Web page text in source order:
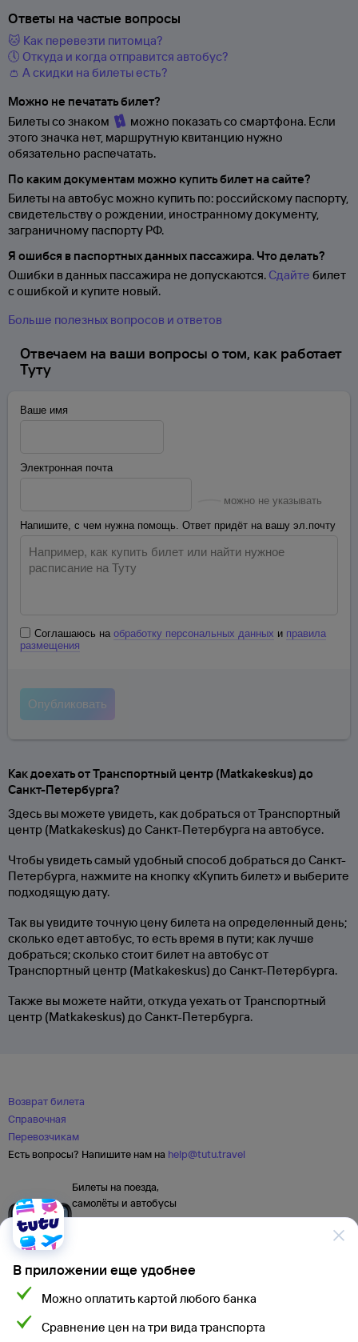
Ответы на частые вопросы
🐱 Как перевезти питомца?
🕔 Откуда и когда отправится автобус?
👛 А скидки на билеты есть?
Можно не печатать билет?
Билеты со знаком
можно показать со смартфона. Если
этого значка нет, маршрутную квитанцию нужно
обязательно распечатать.
По каким документам можно купить билет на сайте?
Билеты на автобус можно купить по: российскому паспорту,
свидетельству о рождении, иностранному документу,
заграничному паспорту РФ.
Я ошибся в паспортных данных пассажира. Что делать?
Ошибки в данных пассажира не допускаются. Сдайте билет
с ошибкой и купите новый.
Больше полезных вопросов и ответов
Отвечаем на ваши вопросы о том, как работает
Туту
Ваше имя
Электронная почта
можно не указывать
Напишите, с чем нужна помощь. Ответ придёт на вашу эл.почту
Соглашаюсь на обработку персональных данных и правила
размещения
Как доехать от Транспортный центр (Matkakeskus) до
Санкт-Петербурга?
Здесь вы можете увидеть, как добраться от Транспортный
центр (Matkakeskus) до Санкт-Петербурга на автобусе.
Чтобы увидеть самый удобный способ добраться до Санкт-
Петербурга, нажмите на кнопку «Купить билет» и выберите
подходящую дату.
Так вы увидите точную цену билета на определенный день;
сколько едет автобус, то есть время в пути; как лучше
добраться; сколько стоит билет на автобус от
Транспортный центр (Matkakeskus) до Санкт-Петербурга.
Также вы можете найти, откуда уехать от Транспортный
центр (Matkakeskus) до Санкт-Петербурга.
В приложении еще удобнее
Можно оплатить картой любого банка
Сравнение цен на три вида транспорта
Возврат билета
Справочная
Перевозчикам
Есть вопросы? Напишите нам на help@tutu.travel
Билеты на поезда,
самолёты и автобусы